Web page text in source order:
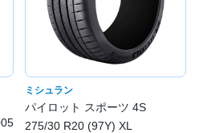
ミシュラン
パイロット スポーツ 4S
275/30 R20 (97Y) XL